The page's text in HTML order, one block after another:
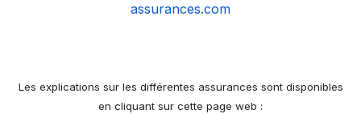
assurances.com
Les explications sur les différentes assurances sont disponibles
en cliquant sur cette page web :